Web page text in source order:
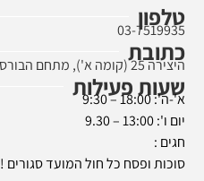
טלפון
03-7519935
כתובת
היצירה 25 (קומה א'), מתחם הבורסה, רמת גן
שעות פעילות
א'-ה': 18:00 – 9:30
יום ו': 13:00 – 9.30
חגים :
סוכות ופסח כל חול המועד סגורים !